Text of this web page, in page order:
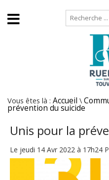
Vous êtes là : Accueil \
prévention du suicide
Unis pour la
Le jeudi 14 Avr 2022 à 17h24